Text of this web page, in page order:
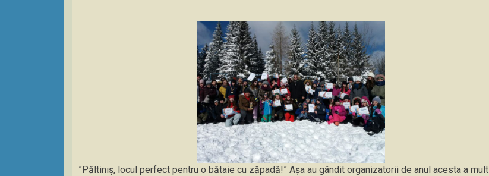
”Păltiniș, locul perfect pentru o bătaie cu zăpadă!” Așa au gândit organizatorii de anul acesta a mult